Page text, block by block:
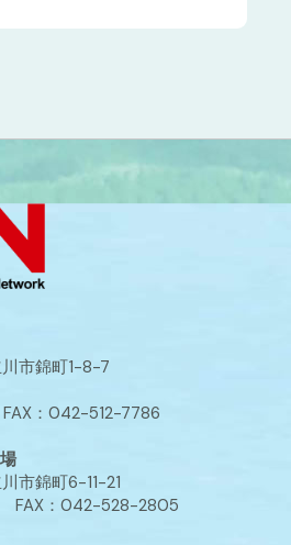
市錦町1-8-7
：042-512-7786
市錦町6-11-21
：042-528-2805